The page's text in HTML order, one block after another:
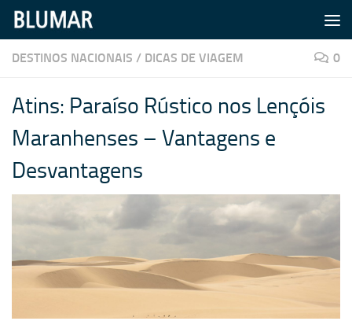
Skip to content
DESTINOS NACIONAIS / DICAS DE VIAGEM 0
Atins: Paraíso Rústico nos Lençóis
Maranhenses – Vantagens e
Desvantagens